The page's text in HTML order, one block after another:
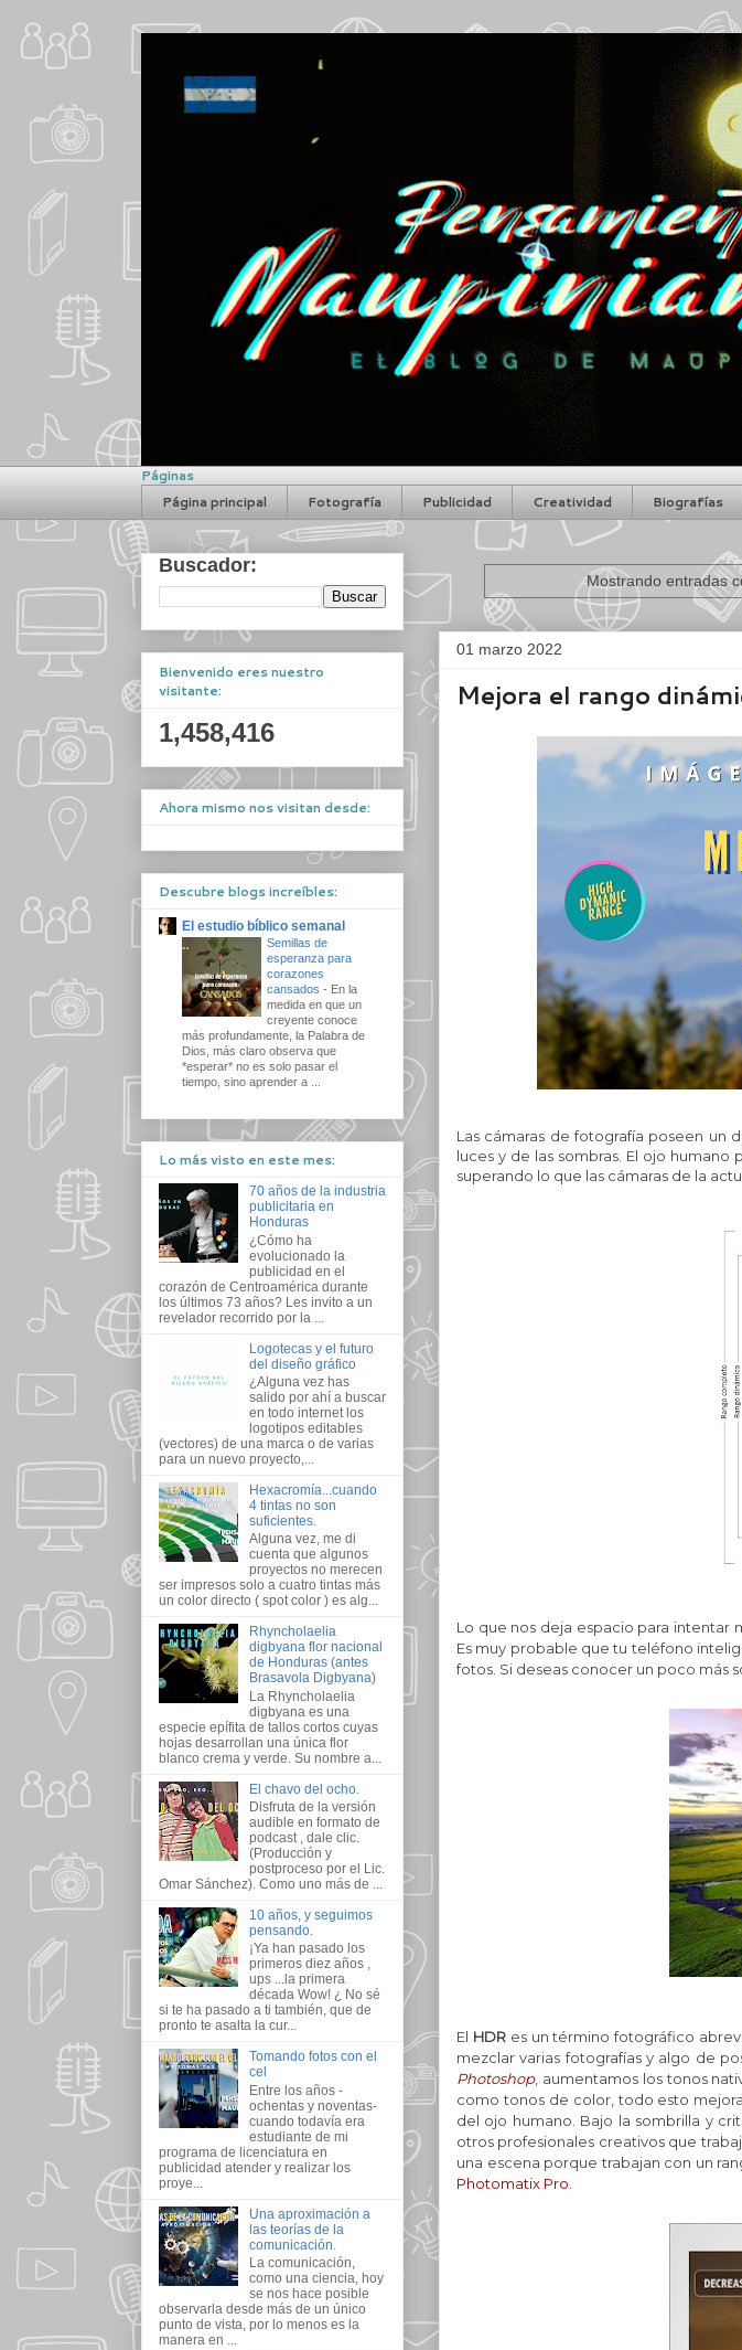
Páginas
Página principal
Fotografía Publicidad Creatividad Biografías
Mostrando entradas
01 marzo 2022
Mejora el rango
Las cámaras de fotografía poseen un
luces y de las sombras. El ojo
superando lo que las cámaras de la
Lo que nos deja espacio para intentar
Es muy probable que tu teléfono
fotos. Si deseas conocer un poco más
El HDRes un término fotográfico
mezclar varias fotografías y algo de
Photoshop, aumentamos los tonos
como tonos de color, todo esto
del ojo humano. Bajo la sombrilla y
otros profesionales creativos que
una escena porque trabajan con un
Photomatix Pro
Buscador:
Bienvenido eres nuestro
visitante:
1,458,416
Ahora mismo nos visitan desde:
Descubre blogs increíbles:
El estudio bíblico semanal
Semillas de
esperanza para
corazones
cansados - En la
medida en que un
creyente conoce
más profundamente, la Palabra de
Dios, más claro observa que
*esperar* no es solo pasar el
tiempo, sino aprender a ...
Lo más visto en este mes:
70 años de la industria
publicitaria en
Honduras
¿Cómo ha
evolucionado la
publicidad en el
corazón de Centroamérica durante
los últimos 73 años? Les invito a un
revelador recorrido por la ...
Logotecas y el futuro
del diseño gráfico
¿Alguna vez has
salido por ahí a buscar
en todo internet los
logotipos editables
(vectores) de una marca o de varias
para un nuevo proyecto,...
Hexacromía...cuando
4 tintas no son
suficientes.
Alguna vez, me di
cuenta que algunos
proyectos no merecen
ser impresos solo a cuatro tintas más
un color directo ( spot color ) es alg...
Rhyncholaelia
digbyana flor nacional
de Honduras (antes
Brasavola Digbyana)
La Rhyncholaelia
digbyana es una
especie epífita de tallos cortos cuyas
hojas desarrollan una única flor
blanco crema y verde. Su nombre a...
El chavo del ocho.
Disfruta de la versión
audible en formato de
podcast , dale clic.
(Producción y
postproceso por el Lic.
Omar Sánchez). Como uno más de ...
10 años, y seguimos
pensando.
¡Ya han pasado los
primeros diez años ,
ups ...la primera
década Wow! ¿ No sé
si te ha pasado a ti también, que de
pronto te asalta la cur...
Tomando fotos con el
cel
Entre los años -
ochentas y noventas-
cuando todavía era
estudiante de mi
programa de licenciatura en
publicidad atender y realizar los
proye...
Una aproximación a
las teorías de la
comunicación.
La comunicación,
como una ciencia, hoy
se nos hace posible
observarla desde más de un único
punto de vista, por lo menos es la
manera en ...